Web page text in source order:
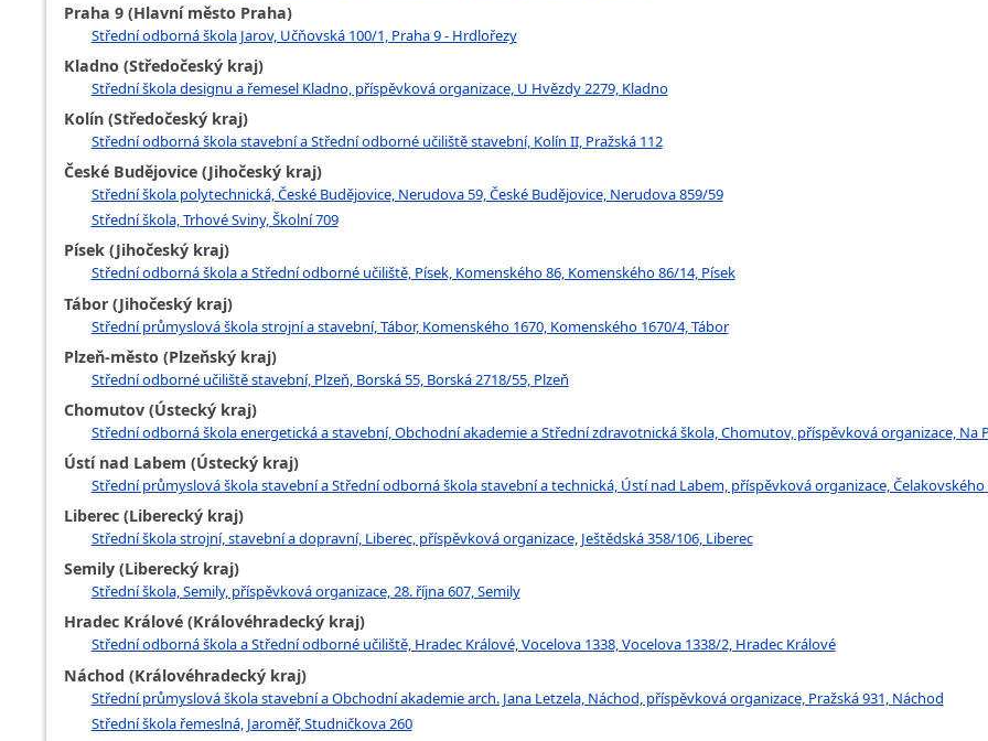
Praha 9 (Hlavní město Praha)
Střední odborná škola Jarov, Učňovská 100/1, Praha 9 - Hrdlořezy
Kladno (Středočeský kraj)
Střední škola designu a řemesel Kladno, příspěvková organizace, U Hvězdy 2279, Kladno
Kolín (Středočeský kraj)
Střední odborná škola stavební a Střední odborné učiliště stavební, Kolín II, Pražská 112
České Budějovice (Jihočeský kraj)
Střední škola polytechnická, České Budějovice, Nerudova 59, České Budějovice, Nerudova 859/59
Střední škola, Trhové Sviny, Školní 709
Písek (Jihočeský kraj)
Střední odborná škola a Střední odborné učiliště, Písek, Komenského 86, Komenského 86/14, Písek
Tábor (Jihočeský kraj)
Střední průmyslová škola strojní a stavební, Tábor, Komenského 1670, Komenského 1670/4, Tábor
Plzeň-město (Plzeňský kraj)
Střední odborné učiliště stavební, Plzeň, Borská 55, Borská 2718/55, Plzeň
Chomutov (Ústecký kraj)
Střední odborná škola energetická a stavební, Obchodní akademie a Střední zdravotnická škola, Chomutov, příspěvková organizace, Na
Ústí nad Labem (Ústecký kraj)
Střední průmyslová škola stavební a Střední odborná škola stavební a technická, Ústí nad Labem, příspěvková organizace,
Liberec (Liberecký kraj)
Střední škola strojní, stavební a dopravní, Liberec, příspěvková organizace, Ještědská 358/106, Liberec
Semily (Liberecký kraj)
Střední škola, Semily, příspěvková organizace, 28. října 607, Semily
Hradec Králové (Královéhradecký kraj)
Střední odborná škola a Střední odborné učiliště, Hradec Králové, Vocelova 1338, Vocelova 1338/2, Hradec Králové
Náchod (Královéhradecký kraj)
Střední průmyslová škola stavební a Obchodní akademie arch. Jana Letzela, Náchod, příspěvková organizace, Pražská 931, Náchod
Střední škola řemeslná, Jaroměř, Studničkova 260